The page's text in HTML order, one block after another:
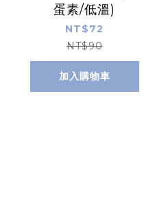
蛋素/低溫)
NT$72
NT$90
加入購物車